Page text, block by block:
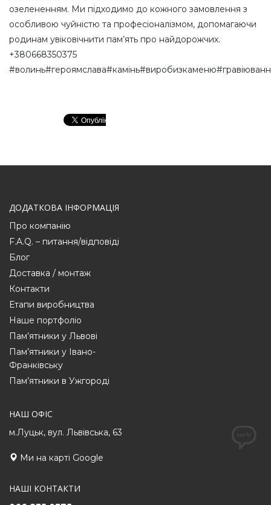
озелененням. Ми підходимо до кожного замовлення з
особливою чуйністю та професіоналізмом, допомагаючи
родинам увіковічнити пам’ять про найдорожчих.
+380668350375
ДОДАТКОВА ІНФОРМАЦІЯ
Про компанію
F.A.Q. – питання/відповіді
Блог
Доставка / монтаж
Контакти
Етапи виробництва
Наше портфоліо
Пам’ятники у Львові
Пам’ятники у Івано-
Франківську
Пам’ятники в Ужгороді
НАШ ОФІС
м.Луцьк, вул. Львівська, 63
Ми на карті Google
НАШІ КОНТАКТИ